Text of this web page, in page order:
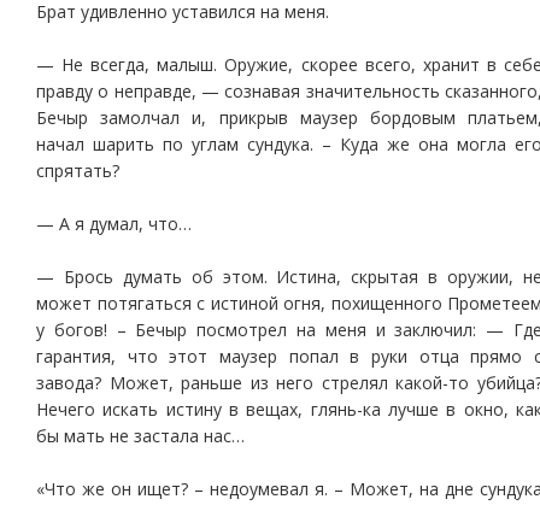
Брат удивленно уставился на меня.
— Не всегда, малыш. Оружие, скорее всего, хранит в
правду о неправде, — сознавая значительность
Бечыр замолчал и, прикрыв маузер бордовым
начал шарить по углам сундука. – Куда же она могла
спрятать?
— А я думал, что…
— Брось думать об этом. Истина, скрытая в оружии,
может потягаться с истиной огня, похищенного
у богов! – Бечыр посмотрел на меня и заключил: —
гарантия, что этот маузер попал в руки отца прямо
завода? Может, раньше из него стрелял какой-то
Нечего искать истину в вещах, глянь-ка лучше в окно,
бы мать не застала нас…
«Что же он ищет? – недоумевал я. – Может, на дне